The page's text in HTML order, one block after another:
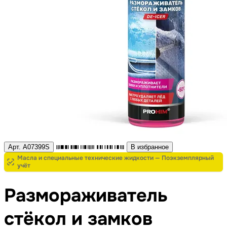
Арт. A07399S В избранное
Масла и специальные технические жидкости — Поэкземплярный
учёт
Размораживатель
стёкол и замков